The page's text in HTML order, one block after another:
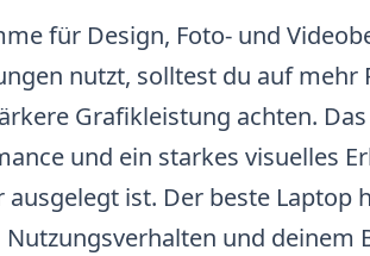
für Design, Foto- und
nutzt, solltest du auf mehr
Grafikleistung achten.
und ein starkes visuelles
ist. Der beste Laptop
und deinem